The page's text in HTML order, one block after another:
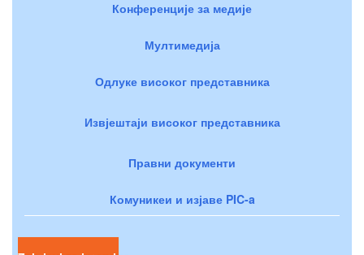
Конференције за медије
Мултимедија
Одлуке високог представника
Извјештаји високог представника
Правни документи
Комуникеи и изјаве PIC-a